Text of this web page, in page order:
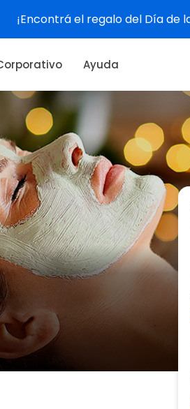
Ver
Ayuda